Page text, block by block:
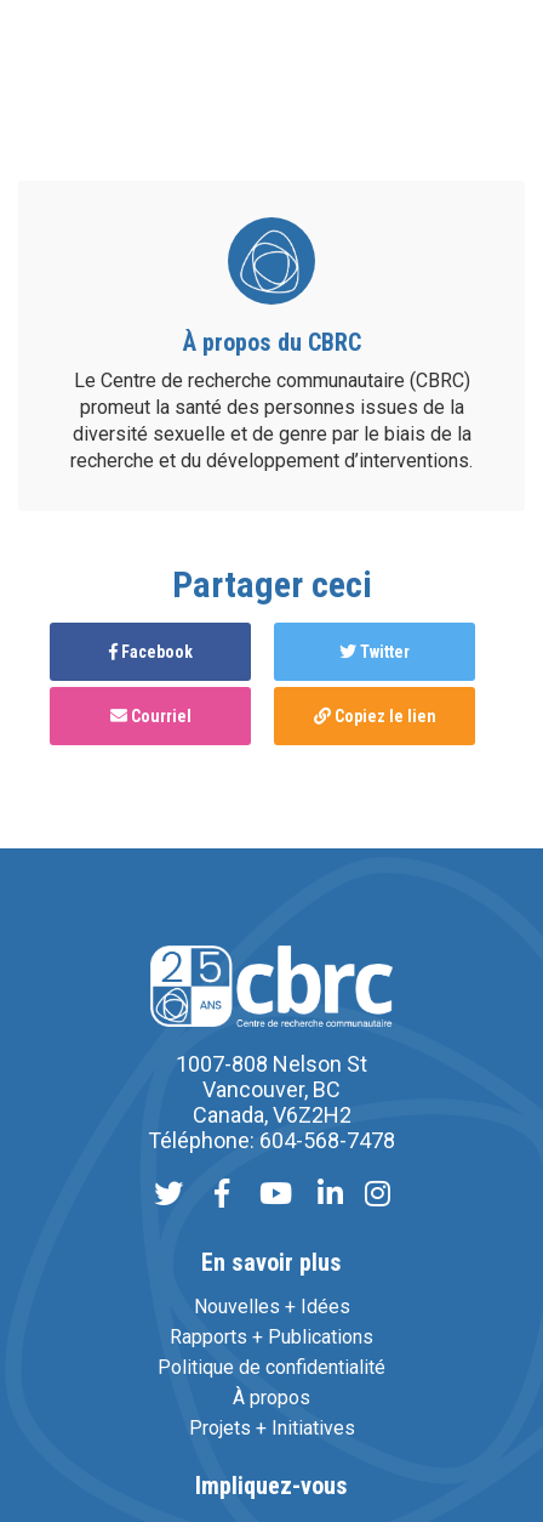
À propos du CBRC
Le Centre de recherche communautaire (CBRC)
promeut la santé des personnes issues de la
diversité sexuelle et de genre par le biais de la
recherche et du développement d’interventions.
Partager ceci
Facebook Twitter
Courriel Copiez le lien
1007-808 Nelson St
Vancouver, BC
Canada, V6Z2H2
Téléphone: 604-568-7478
En savoir plus
Nouvelles + Idées
Rapports + Publications
Politique de confidentialité
À propos
Projets + Initiatives
Impliquez-vous